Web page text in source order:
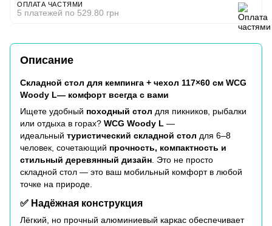
ОПЛАТА ЧАСТЯМИ
5 платежей по 529.80 грн
Описание
Складной стол для кемпинга + чехол 117×60 см WCG
Woody L— комфорт всегда с вами
Ищете удобный походный стол для пикников, рыбалки
или отдыха в горах? WCG Woody L —
идеальный туристический складной стол для 6–8
человек, сочетающий прочность, компактность и
стильный деревянный дизайн . Это не просто
складной стол — это ваш мобильный комфорт в любой
точке на природе.
✅ Надёжная конструкция
Лёгкий, но прочный алюминиевый каркас обеспечивает